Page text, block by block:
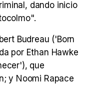
Tráiler Oficial en VOSE 'The Audacity'
dando inicio
Budreau ('Born
por Ethan Hawke
que
y Noomi Rapace